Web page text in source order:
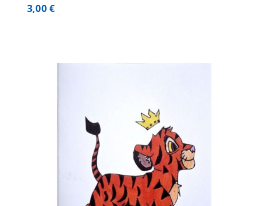
3,00€